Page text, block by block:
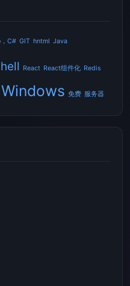
C# GIT hntml Java
React React组件化 Redis
Windows 免费 服务器